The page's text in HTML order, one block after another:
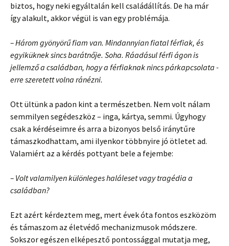
biztos, hogy neki egyáltalán kell családállítás. De ha már
így alakult, akkor végül is van egy problémája.
– Három gyönyörű fiam van. Mindannyian fiatal férfiak, és
egyiküknek sincs barátnője. Soha. Ráadásul férfi ágon is
jellemző a családban, hogy a férfiaknak nincs párkapcsolata -
erre szeretett volna ránézni.
Ott ültünk a padon kint a természetben. Nem volt nálam
semmilyen segédeszköz – inga, kártya, semmi. Úgyhogy
csak a kérdéseimre és arra a bizonyos belső iránytűre
támaszkodhattam, ami ilyenkor többnyire jó ötletet ad.
Valamiért az a kérdés pottyant bele a fejembe:
– Volt valamilyen különleges haláleset vagy tragédia a
családban?
Ezt azért kérdeztem meg, mert évek óta fontos eszközöm
és támaszom az életvédő mechanizmusok módszere.
Sokszor egészen elképesztő pontossággal mutatja meg,